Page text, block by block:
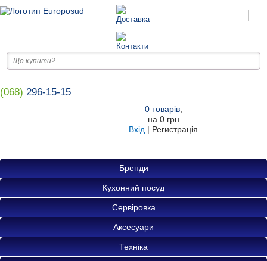
(068) 296-15-15
0товарів,
на 0 грн
Вхід | Регистрація
Бренди
Кухонний посуд
Сервіровка
Аксесуари
Техніка